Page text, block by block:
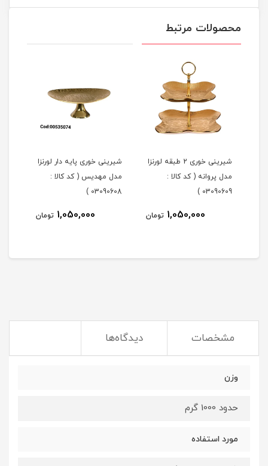
محصولات مرتبط
شیرینی خوری 2 طبقه لورنزا
مدل پروانه ( کد کالا :
03090609 )
1,050,000 تومان
شیرینی خوری پایه دار لورنزا
مدل مهدیس ( کد کالا :
03090608 )
1,050,000 تومان
مشخصات دیدگاه‌ها
وزن
حدود 1000 گرم
مورد استفاده